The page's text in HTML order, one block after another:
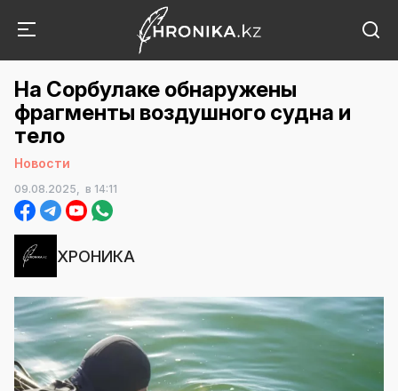
На Сорбулаке обнаружены
фрагменты воздушного судна и
тело
Новости
09.08.2025, в 14:11
ХРОНИКА